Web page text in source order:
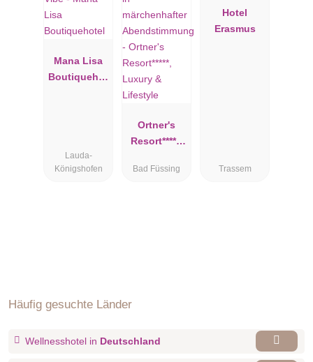
Mana Lisa
Boutiquehot
Lauda-
Königshofen
Ortner's
Resort*****,
Lifestyle
Bad Füssing
Hotel
Erasmus
Trassem
Häufig gesuchte Länder
Wellnesshotel in Deutschland